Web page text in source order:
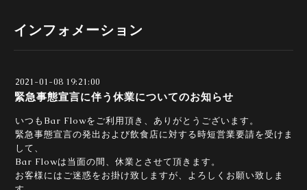
インフォメーション
2021-01-08 19:21:00
緊急事態宣言に伴う休業についてのお知らせ
いつもBar Flowをご利用頂き、ありがとうございます。
緊急事態宣言の発出および飲食店に対する時短営業要請を受けま
して、
Bar Flowは当面の間、休業とさせて頂きます。
お客様にはご迷惑をお掛け致しますが、よろしくお願い致しま